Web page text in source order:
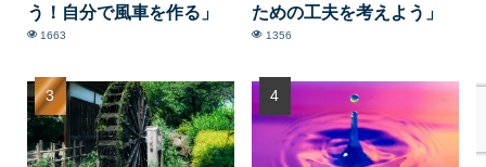
う！自分で風車を作る」
1663
ための工夫を考えよう」
1356